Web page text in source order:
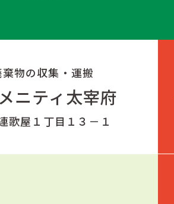
物の収集・運搬
ニティ太宰府
歌屋１丁目１３－１